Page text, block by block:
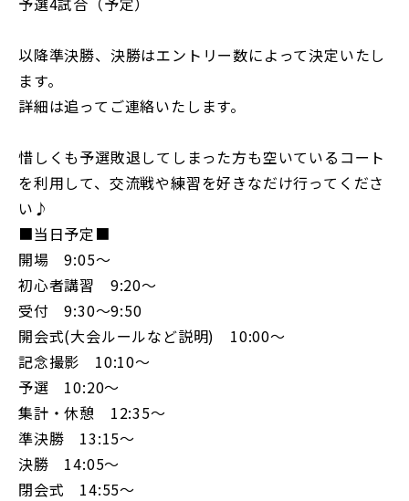
以降準決勝、決勝はエントリー数によって決定いたし
ます。
詳細は追ってご連絡いたします。
惜しくも予選敗退してしまった方も空いているコート
を利用して、交流戦や練習を好きなだけ行ってくださ
い♪
■当日予定■
開場 9:05〜
初心者講習 9:20〜
受付 9:30〜9:50
開会式(大会ルールなど説明) 10:00〜
記念撮影 10:10〜
予選 10:20〜
集計・休憩 12:35〜
準決勝 13:15〜
決勝 14:05〜
閉会式 14:55〜